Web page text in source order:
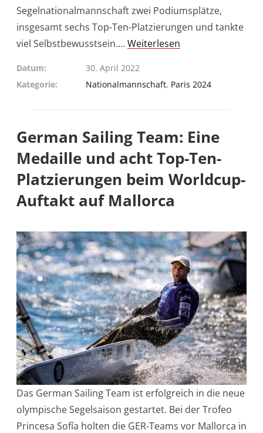
Segelnationalmannschaft zwei Podiumsplätze,
insgesamt sechs Top-Ten-Platzierungen und tankte
viel Selbstbewusstsein.…Weiterlesen
Datum
30. April 2022
Kategorie
Nationalmannschaft, Paris 2024
German Sailing Team: Eine
Medaille und acht Top-Ten-
Platzierungen beim Worldcup-
Auftakt auf Mallorca
Das German Sailing Team ist erfolgreich in die neue
olympische Segelsaison gestartet. Bei der Trofeo
Princesa Sofía holten die GER-Teams vor Mallorca in